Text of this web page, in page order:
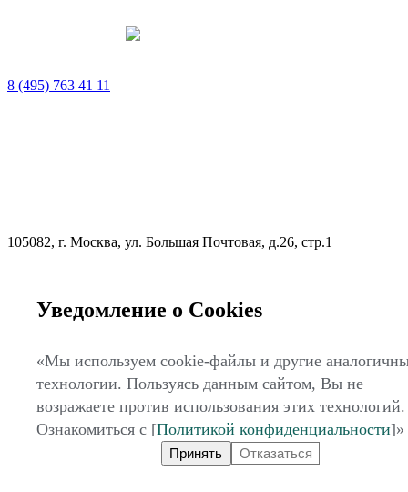
8 (495) 763 41 11
105082, г. Москва, ул. Большая Почтовая, д.26, стр.1
Оставить заявку
© 2007-2026
Дизайн выставочных стендов,Проектирование
Уведомление о Cookies
«Мы используем cookie-файлы и другие
технологии. Пользуясь данным сайтом, Вы не
возражаете против использования этих технологий.
Ознакомиться с [Политикой конфиденциальности]»
Принять Отказаться